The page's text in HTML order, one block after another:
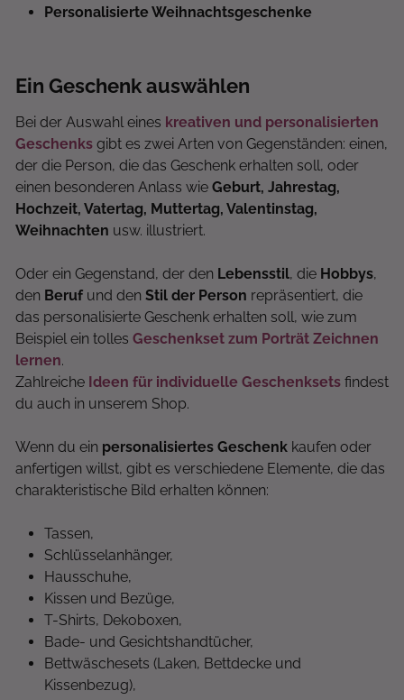
Personalisierte Weihnachtsgeschenke
Ein Geschenk auswählen
Bei der Auswahl eines kreativen und personalisierten
Geschenks gibt es zwei Arten von Gegenständen: einen,
der die Person, die das Geschenk erhalten soll, oder
einen besonderen Anlass wie Geburt, Jahrestag,
Hochzeit, Vatertag, Muttertag, Valentinstag,
Weihnachten usw. illustriert.
Oder ein Gegenstand, der den Lebensstil, die Hobbys,
den Beruf und den Stil der Person repräsentiert, die
das personalisierte Geschenk erhalten soll, wie zum
Beispiel ein tolles Geschenkset zum Porträt Zeichnen
lernen.
Zahlreiche Ideen für individuelle Geschenksets findest
du auch in unserem Shop.
Wenn du ein personalisiertes Geschenk kaufen oder
anfertigen willst, gibt es verschiedene Elemente, die das
charakteristische Bild erhalten können:
Tassen,
Schlüsselanhänger,
Hausschuhe,
Kissen und Bezüge,
T-Shirts, Dekoboxen,
Bade- und Gesichtshandtücher,
Bettwäschesets (Laken, Bettdecke und
Kissenbezug),